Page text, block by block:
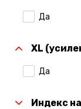
Да
XL
Да
Индекс